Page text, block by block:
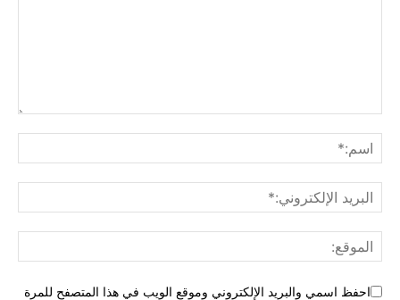
احفظ اسمي والبريد الإلكتروني وموقع الويب في هذا المتصفح للمرة